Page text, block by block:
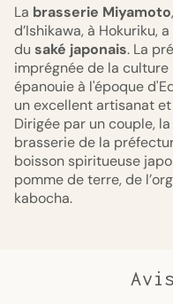
La brasserie Miyamoto
d’Ishikawa, à Hokuriku,
du saké japonais. La
imprégnée de la culture
épanouie à l'époque
un excellent artisanat
Dirigée par un couple,
brasserie de la
boisson spiritueuse
pomme de terre, de
kabocha.